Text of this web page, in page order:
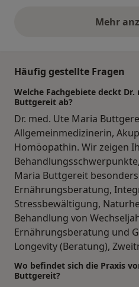
Mehr
Häufig gestellte Fragen
Welche Fachgebiete deckt
Buttgereit ab?
Dr. med. Ute Maria
Allgemeinmedizinerin,
Homöopathin. Wir zeigen
Maria Buttgereit
Ernährungsberatung,
Stressbewältigung,
Behandlung von
Ernährungsberatung und
Longevity (Beratung),
Wo befindet sich die Praxis
Buttgereit?